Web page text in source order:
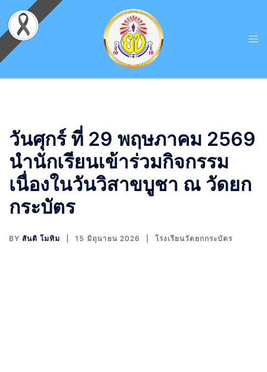
วันศุกร์ ที่ 29 พฤษภาคม 2569
นำนักเรียนเข้าร่วมกิจกรรม
เนื่องในวันวิสาขบูชา ณ วัดยก
กระบัตร
BY สันติ โมทิม 15 มิถุนายน 2026 โรงเรียนวัดยกกระบัตร